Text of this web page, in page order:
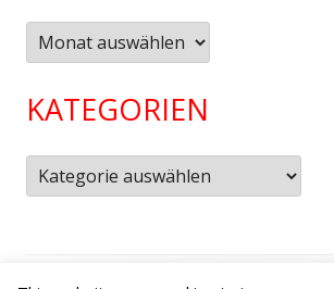
Archiv
KATEGORIEN
Kategorien